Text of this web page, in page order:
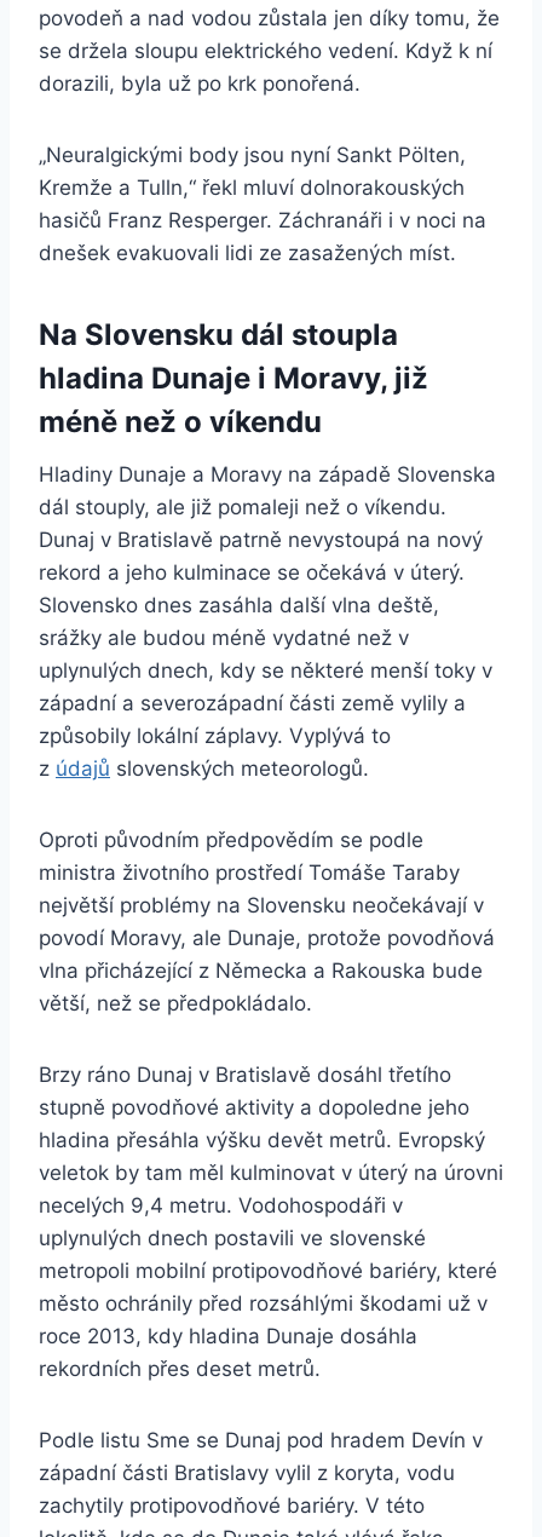
povodeň a nad vodou zůstala jen díky tomu, že
se držela sloupu elektrického vedení. Když k ní
dorazili, byla už po krk ponořená.
„Neuralgickými body jsou nyní Sankt Pölten,
Kremže a Tulln,“ řekl mluví dolnorakouských
hasičů Franz Resperger. Záchranáři i v noci na
dnešek evakuovali lidi ze zasažených míst.
Na Slovensku dál stoupla
hladina Dunaje i Moravy, již
méně než o víkendu
Hladiny Dunaje a Moravy na západě Slovenska
dál stouply, ale již pomaleji než o víkendu.
Dunaj v Bratislavě patrně nevystoupá na nový
rekord a jeho kulminace se očekává v úterý.
Slovensko dnes zasáhla další vlna deště,
srážky ale budou méně vydatné než v
uplynulých dnech, kdy se některé menší toky v
západní a severozápadní části země vylily a
způsobily lokální záplavy. Vyplývá to
z údajů slovenských meteorologů.
Oproti původním předpovědím se podle
ministra životního prostředí Tomáše Taraby
největší problémy na Slovensku neočekávají v
povodí Moravy, ale Dunaje, protože povodňová
vlna přicházející z Německa a Rakouska bude
větší, než se předpokládalo.
Brzy ráno Dunaj v Bratislavě dosáhl třetího
stupně povodňové aktivity a dopoledne jeho
hladina přesáhla výšku devět metrů. Evropský
veletok by tam měl kulminovat v úterý na úrovni
necelých 9,4 metru. Vodohospodáři v
uplynulých dnech postavili ve slovenské
metropoli mobilní protipovodňové bariéry, které
město ochránily před rozsáhlými škodami už v
roce 2013, kdy hladina Dunaje dosáhla
rekordních přes deset metrů.
Podle listu Sme se Dunaj pod hradem Devín v
západní části Bratislavy vylil z koryta, vodu
zachytily protipovodňové bariéry. V této